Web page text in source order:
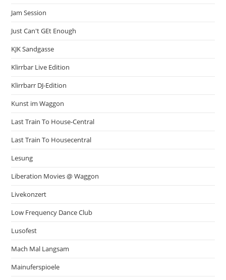
Jam Session
Just Can't GEt Enough
KJK Sandgasse
Klirrbar Live Edition
Klirrbarr DJ-Edition
Kunst im Waggon
Last Train To House-Central
Last Train To Housecentral
Lesung
Liberation Movies @ Waggon
Livekonzert
Low Frequency Dance Club
Lusofest
Mach Mal Langsam
Mainuferspioele